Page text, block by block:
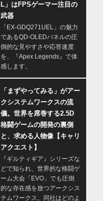
L」はFPSゲーマー注目の
武器
「EX-GDQ271UEL」の魅力
であるQD-OLEDパネルの圧
倒的な見やすさや応答速度
を、『Apex Legends』で体
感します。
「まずやってみる」がアー
クシステムワークスの流
儀。世界を席巻する2.5D
格闘ゲームの開発の裏側
と、求める人物像【キャリ
アクエスト】
『ギルティギア』シリーズな
どで知られ、世界的な格闘ゲ
ーム大会「EVO」でも圧倒
的な存在感を放つアークシス
テムワークス。同社はどのよ